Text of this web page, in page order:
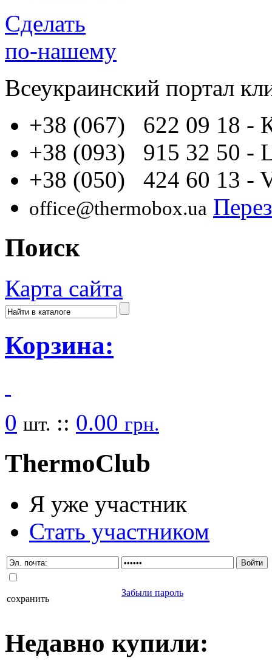
Сделать
по-нашему
Всеукраинский портал
+38 (067) 622 09 18 -
+38 (093) 915 32 50 -
+38 (050) 424 60 13 -
office@thermobox.ua
Поиск
Карта сайта
Корзина:
0 шт. :: 0.00 грн.
ThermoClub
Я уже участник
Стать участником
сохранить
Забыли пароль
Недавно купили: